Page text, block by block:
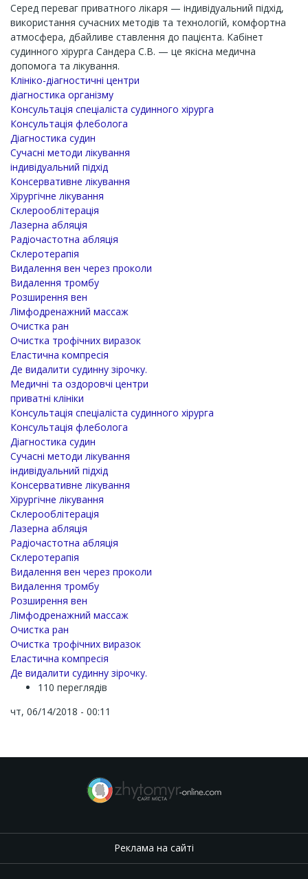
Серед переваг приватного лікаря — індивідуальний підхід,
використання сучасних методів та технологій, комфортна
атмосфера, дбайливе ставлення до пацієнта. Кабінет
судинного хірурга Сандера С.В. — це якісна медична
допомога та лікування.
Клініко-діагностичні центри
діагностика організму
Консультація спеціаліста судинного хірурга
Консультація флеболога
Діагностика судин
Сучасні методи лікування
індивідуальний підхід
Консервативне лікування
Хірургічне лікування
Склерооблітерація
Лазерна абляція
Радіочастотна абляція
Склеротерапія
Видалення вен через проколи
Видалення тромбу
Розширення вен
Лімфодренажний массаж
Очистка ран
Очистка трофічних виразок
Еластична компресія
Де видалити судинну зірочку.
Медичні та оздоровчі центри
приватні клініки
Консультація спеціаліста судинного хірурга
Консультація флеболога
Діагностика судин
Сучасні методи лікування
індивідуальний підхід
Консервативне лікування
Хірургічне лікування
Склерооблітерація
Лазерна абляція
Радіочастотна абляція
Склеротерапія
Видалення вен через проколи
Видалення тромбу
Розширення вен
Лімфодренажний массаж
Очистка ран
Очистка трофічних виразок
Еластична компресія
Де видалити судинну зірочку.
110 переглядів
чт, 06/14/2018 - 00:11
Реклама на сайті